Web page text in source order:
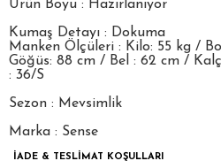
Ürün Boyu : Hazırlanıyor
Kumaş Detayı : Dokuma
Manken Ölçüleri : Kilo: 55 kg /
Göğüs: 88 cm / Bel : 62 cm /
: 36/S
Sezon : Mevsimlik
Marka : Sense
İADE & TESLİMAT KOŞULLARI